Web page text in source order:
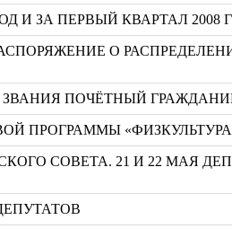
И ЗА ПЕРВЫЙ КВАРТАЛ 2008
О
ПОЧЁТНЫЙ
«ФИЗКУЛЬТУРА-
СОВЕТА. 21 И 22 МАЯ